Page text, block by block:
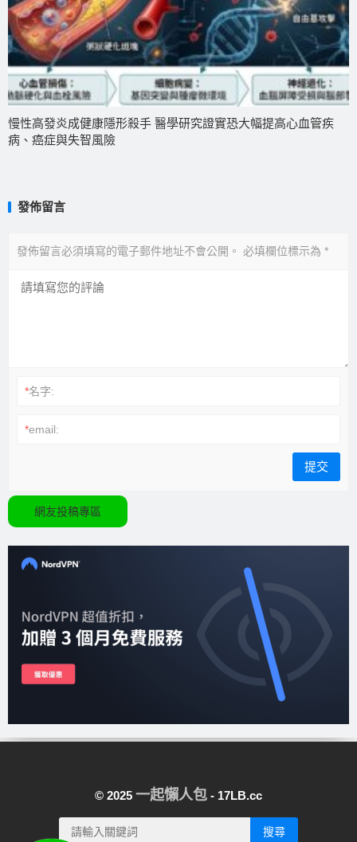
慢性高發炎成健康隱形殺手 醫學研究證實恐大幅提高心血管疾
病、癌症與失智風險
發佈留言
發佈留言必須填寫的電子郵件地址不會公開。 必填欄位標示為 *
*名字:
*email:
網友投稿專區
© 2025 一起懶人包 - 17LB.cc
搜尋